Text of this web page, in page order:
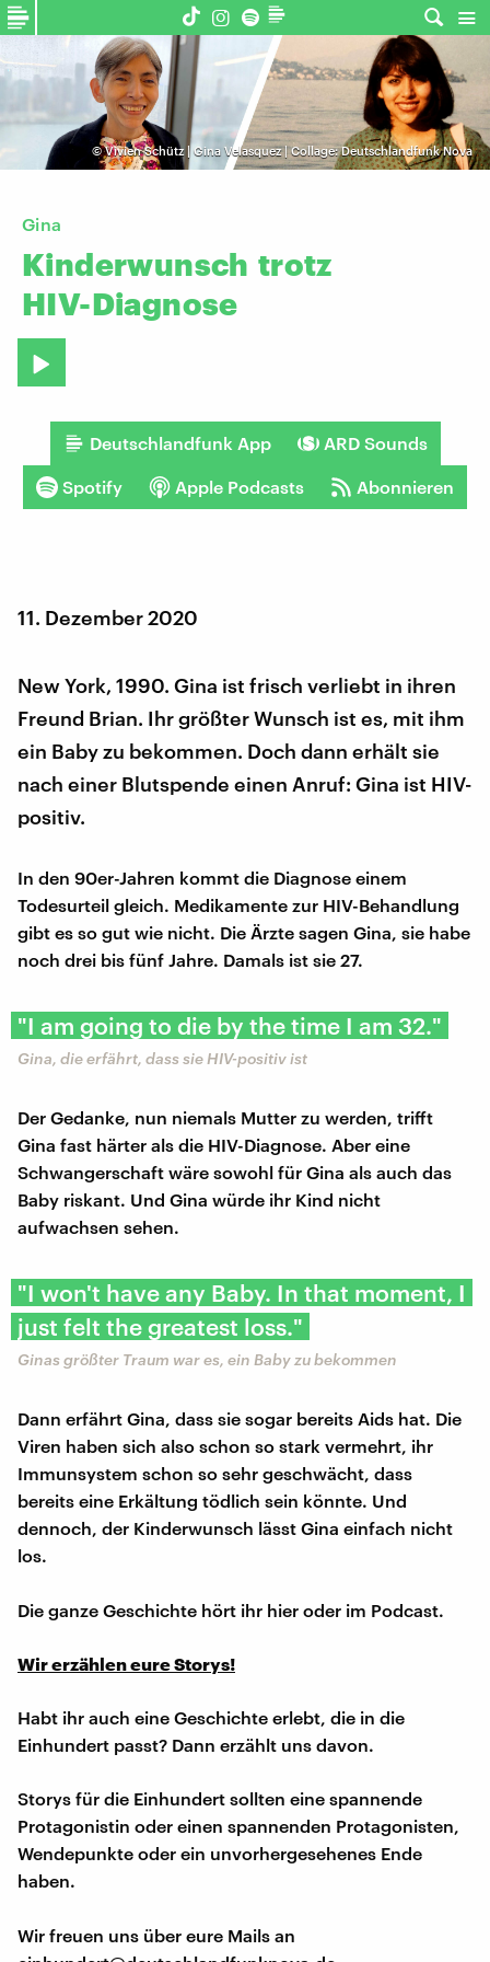
©Vivien Schütz | Gina Velasquez | Collage: Deutschlandfunk Nova
Gina
Kinderwunsch trotz
HIV-Diagnose
Deutschlandfunk App ARD Sounds
Spotify Apple Podcasts Abonnieren
11. Dezember 2020
New York, 1990. Gina ist frisch verliebt in ihren
Freund Brian. Ihr größter Wunsch ist es, mit ihm
ein Baby zu bekommen. Doch dann erhält sie
nach einer Blutspende einen Anruf: Gina ist HIV-
positiv.
In den 90er-Jahren kommt die Diagnose einem
Todesurteil gleich. Medikamente zur HIV-Behandlung
gibt es so gut wie nicht. Die Ärzte sagen Gina, sie habe
noch drei bis fünf Jahre. Damals ist sie 27.
"I am going to die by the time I am 32."
Gina, die erfährt, dass sie HIV-positiv ist
Der Gedanke, nun niemals Mutter zu werden, trifft
Gina fast härter als die HIV-Diagnose. Aber eine
Schwangerschaft wäre sowohl für Gina als auch das
Baby riskant. Und Gina würde ihr Kind nicht
aufwachsen sehen.
"I won't have any Baby. In that moment, I
just felt the greatest loss."
Ginas größter Traum war es, ein Baby zu bekommen
Dann erfährt Gina, dass sie sogar bereits Aids hat. Die
Viren haben sich also schon so stark vermehrt, ihr
Immunsystem schon so sehr geschwächt, dass
bereits eine Erkältung tödlich sein könnte. Und
dennoch, der Kinderwunsch lässt Gina einfach nicht
los.
Die ganze Geschichte hört ihr hier oder im Podcast.
Wir erzählen eure Storys!
Habt ihr auch eine Geschichte erlebt, die in die
Einhundert passt? Dann erzählt uns davon.
Storys für die Einhundert sollten eine spannende
Protagonistin oder einen spannenden Protagonisten,
Wendepunkte oder ein unvorhergesehenes Ende
haben.
Wir freuen uns über eure Mails an